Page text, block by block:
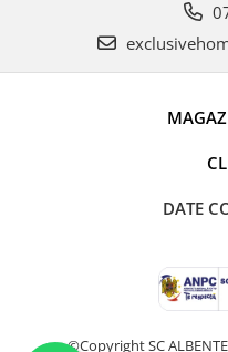
DATE
©Copyright SC